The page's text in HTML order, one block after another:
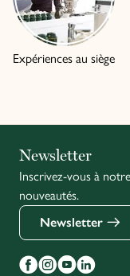
Expériences au siège
English
Newsletter
Inscrivez-vous à
nouveautés.
Newsletter